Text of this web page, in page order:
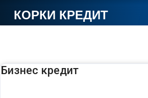
КОРКИ КРЕДИТ
Бизнес кредит